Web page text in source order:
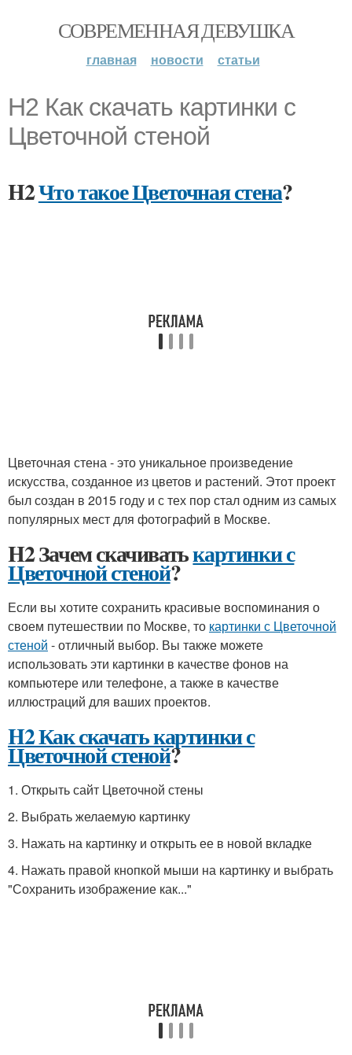
СОВРЕМЕННАЯ ДЕВУШКА
главная новости статьи
H2 Как скачать картинки с
Цветочной стеной
H2Что такое Цветочная стена?
Цветочная стена - это уникальное произведение
искусства, созданное из цветов и растений. Этот проект
был создан в 2015 году и с тех пор стал одним из самых
популярных мест для фотографий в Москве.
H2 Зачем скачиватькартинки с
Цветочной стеной?
Если вы хотите сохранить красивые воспоминания о
своем путешествии по Москве, то картинки с Цветочной
стеной - отличный выбор. Вы также можете
использовать эти картинки в качестве фонов на
компьютере или телефоне, а также в качестве
иллюстраций для ваших проектов.
H2 Как скачать картинки с
Цветочной стеной?
1. Открыть сайт Цветочной стены
2. Выбрать желаемую картинку
3. Нажать на картинку и открыть ее в новой вкладке
4. Нажать правой кнопкой мыши на картинку и выбрать
"Сохранить изображение как..."